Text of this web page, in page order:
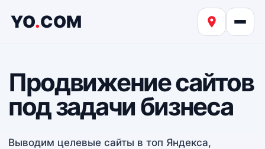
YO.COM
Продвижение сайтов
под задачи бизнеса
Выводим целевые сайты в топ Яндекса,